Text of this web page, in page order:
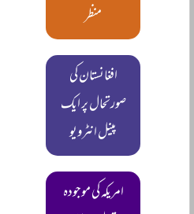
منظر
افغانستان کی
صورتحال پر ایک
پینل انٹرویو
امریکہ کی موجودہ